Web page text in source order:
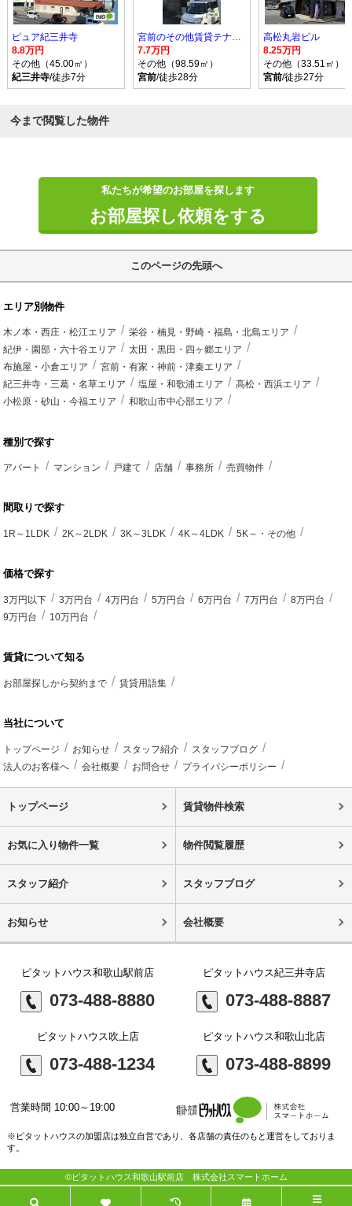
ピュア紀三井寺
8.8万円
その他（45.00㎡）
紀三井寺/徒歩7分
宮前のその他賃貸テナント
7.7万円
その他（98.59㎡）
宮前/徒歩28分
高松丸岩ビル
8.25万円
その他（33.51㎡）
宮前/徒歩27分
今まで閲覧した物件
私たちが希望のお部屋を探します
お部屋探し依頼をする
このページの先頭へ
エリア別物件
木ノ本・西庄・松江エリア
栄谷・楠見・野崎・福島・北島エリア
紀伊・園部・六十谷エリア
太田・黒田・四ヶ郷エリア
布施屋・小倉エリア
宮前・有家・神前・津秦エリア
紀三井寺・三葛・名草エリア
塩屋・和歌浦エリア
高松・西浜エリア
小松原・砂山・今福エリア
和歌山市中心部エリア
種別で探す
アパート マンション 戸建て 店舗 事務所 売買物件
間取りで探す
1R～1LDK 2K～2LDK 3K～3LDK 4K～4LDK 5K～・その他
価格で探す
3万円以下 3万円台 4万円台 5万円台 6万円台 7万円台
8万円台
9万円台
10万円台
賃貸について知る
お部屋探しから契約まで 賃貸用語集
当社について
トップページ お知らせ スタッフ紹介
スタッフブログ
法人のお客様へ
会社概要 お問合せ プライバシーポリシー
トップページ 賃貸物件検索
お気に入り物件一覧 物件閲覧履歴
スタッフ紹介 スタッフブログ
お知らせ 会社概要
ピタットハウス和歌山駅前店
073-488-8880
ピタットハウス紀三井寺店
073-488-8887
ピタットハウス吹上店
073-488-1234
ピタットハウス和歌山北店
073-488-8899
営業時間 10:00～19:00
※ピタットハウスの加盟店は独立自営であり、各店舗の責任のもと運営をしておりま
す。
©ピタットハウス和歌山駅前店 株式会社スマートホーム